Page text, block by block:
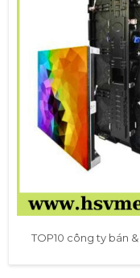
TOP10 công ty bán